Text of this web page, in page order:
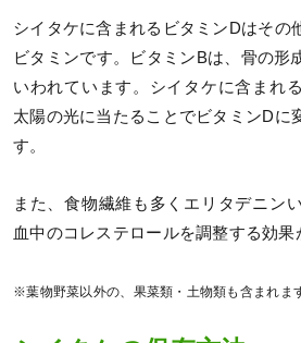
シイタケに含まれるビタミンDはそ
ビタミンです。ビタミンBは、骨の形
いわれています。シイタケに含まれ
太陽の光に当たることでビタミンDに
す。
また、食物繊維も多くエリタデニン
血中のコレステロールを調整する効果
※葉物野菜以外の、果菜類・土物類も含まれま